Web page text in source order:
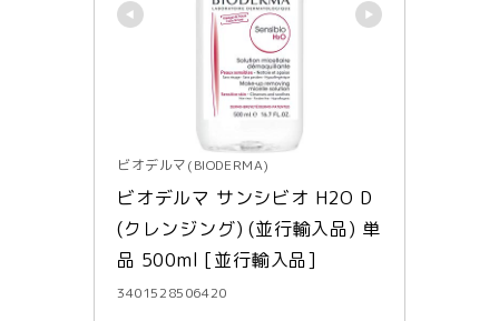
ビオデルマ(BIODERMA)
ビオデルマ サンシビオ H2O D
(クレンジング) (並行輸入品) 単
品 500ml [並行輸入品]
3401528506420